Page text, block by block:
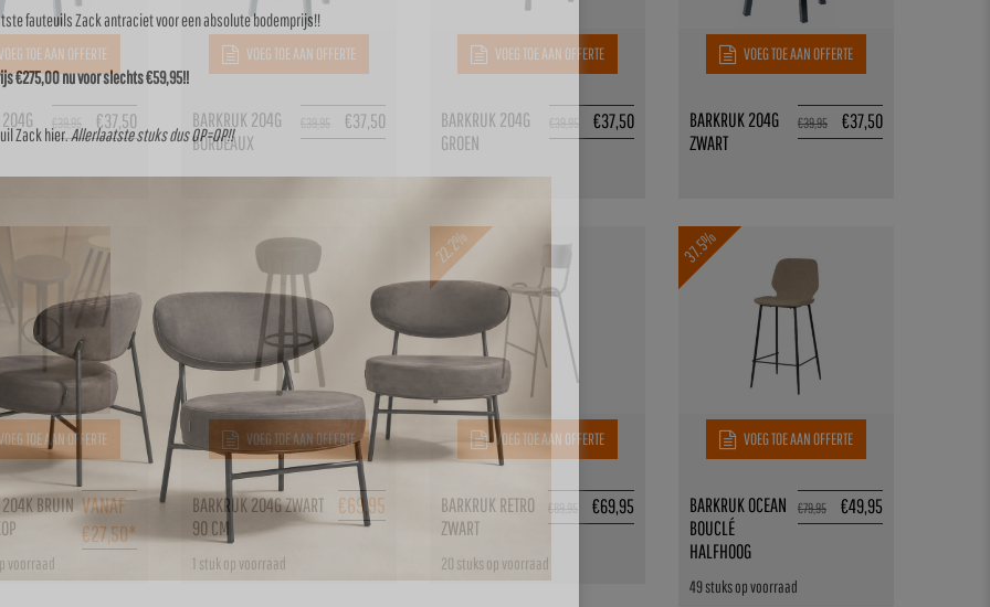
TOE AAN OFFERTE
€37,50
VOEG TOE AAN OFFERTE
€37,50
BARKRUK 204G
BORDEAUX
VOEG TOE AAN OFFERTE
€37,50
BARKRUK 204G
GROEN
VOEG TOE AAN OFFERTE
€39,95 €37,50
BARKRUK 204G
ZWART
TOE AAN OFFERTE
VANAF
€27,50*
voorraad
204K BRUIN
VOEG TOE AAN OFFERTE
€69,95
1 stuk op voorraad
BARKRUK 204G ZWART
90 CM
22.2%
VOEG TOE AAN OFFERTE
€ €69,95
20 stuks op voorraad
BARKRUK RETRO
ZWART
37.5%
VOEG TOE AAN OFFERTE
€79,95 €49,95
49 stuks op voorraad
BARKRUK OCEAN
BOUCLÉ
HALFHOOG
fauteuils Zack antraciet voor een absolute bodemprijs!!
€275,00 nu voor slechts €59,95!!
Zack hier.Allerlaatste stuks dus OP=OP!!